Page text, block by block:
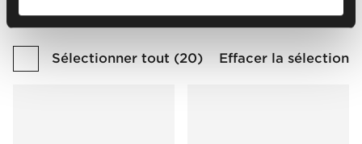
Sélectionner tout (20) Effacer la sélection